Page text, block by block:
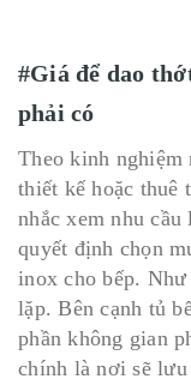
#Giá để dao
phải có
Theo kinh
thiết kế hoặc thuê
nhắc xem nhu
quyết định chọn
inox cho bếp.
lặp. Bên cạnh tủ
phần không gian
chính là nơi sẽ